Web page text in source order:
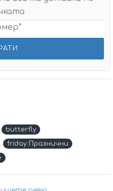
butterfly
friday Празнични